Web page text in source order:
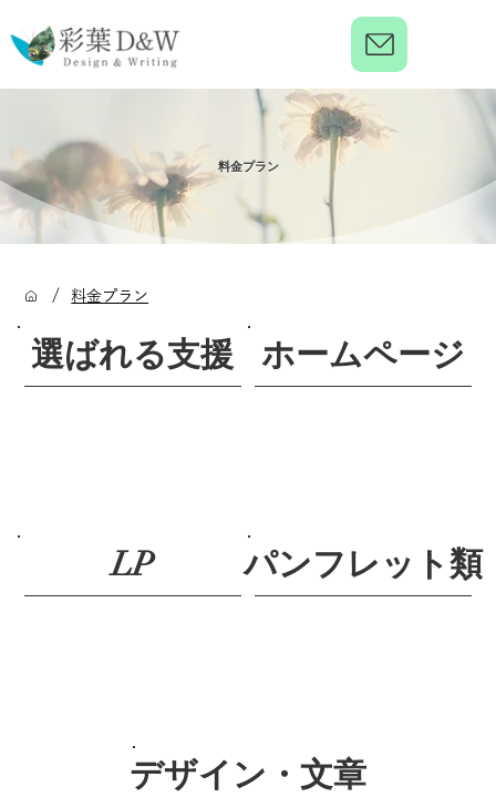
料金プラン
/ 料金プラン
選ばれる支援 ホームページ
LP パンフレット類
​デザイン・文章